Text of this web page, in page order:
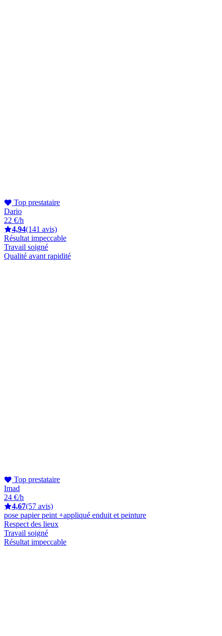
Top prestataire
Dario
22 €/h
4,94(141 avis)
Résultat impeccable
Travail soigné
Qualité avant rapidité
Top prestataire
Imad
24 €/h
4,67(57 avis)
pose papier peint +appliqué enduit et peinture
Respect des lieux
Travail soigné
Résultat impeccable